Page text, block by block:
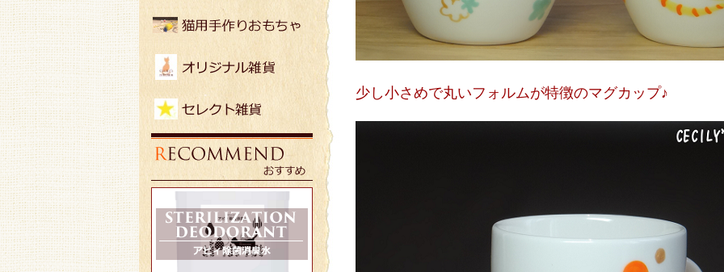
少し小さめで丸いフォルムが特徴のマグカップ♪